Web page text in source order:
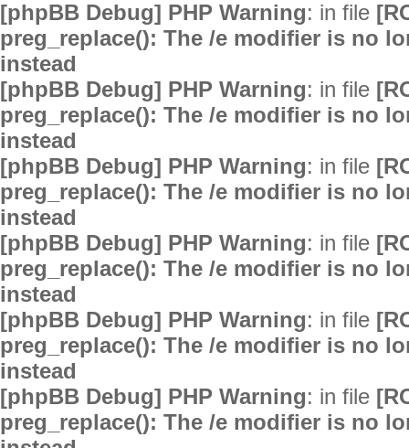
[phpBB Debug] PHP Warning: in file
preg_replace(): The /e modifier is no
instead
[phpBB Debug] PHP Warning: in file
preg_replace(): The /e modifier is no
instead
[phpBB Debug] PHP Warning: in file
preg_replace(): The /e modifier is no
instead
[phpBB Debug] PHP Warning: in file
preg_replace(): The /e modifier is no
instead
[phpBB Debug] PHP Warning: in file
preg_replace(): The /e modifier is no
instead
[phpBB Debug] PHP Warning: in file
preg_replace(): The /e modifier is no